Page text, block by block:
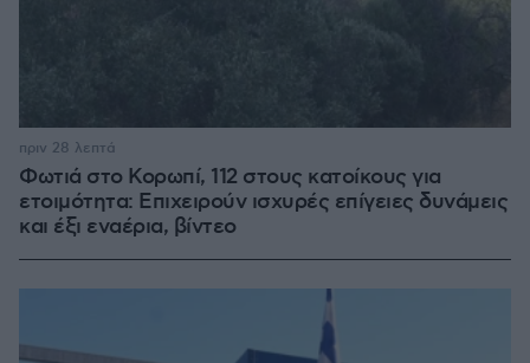
Φωτιά στο Κορωπί, 112 στους κατοίκους για
ετοιμότητα: Επιχειρούν ισχυρές επίγειες δυνάμεις
και έξι εναέρια, βίντεο
πριν 28 λεπτά